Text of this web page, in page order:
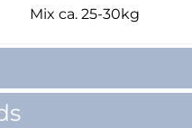
Mix ca. 25-30kg